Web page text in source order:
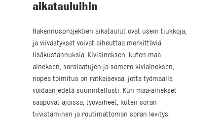
aikatauluihin
Rakennusprojektien aikataulut ovat usein tiukkoja,
ja viivästykset voivat aiheuttaa merkittäviä
lisäkustannuksia. Kiviaineksen, kuten maa-
aineksen, soralaatujen ja somero kiviaineksen,
nopea toimitus on ratkaisevaa, jotta työmaalla
voidaan edetä suunnitellusti. Kun maa-ainekset
saapuvat ajoissa, työvaiheet, kuten soran
tiivistäminen ja routimattoman soran levitys,